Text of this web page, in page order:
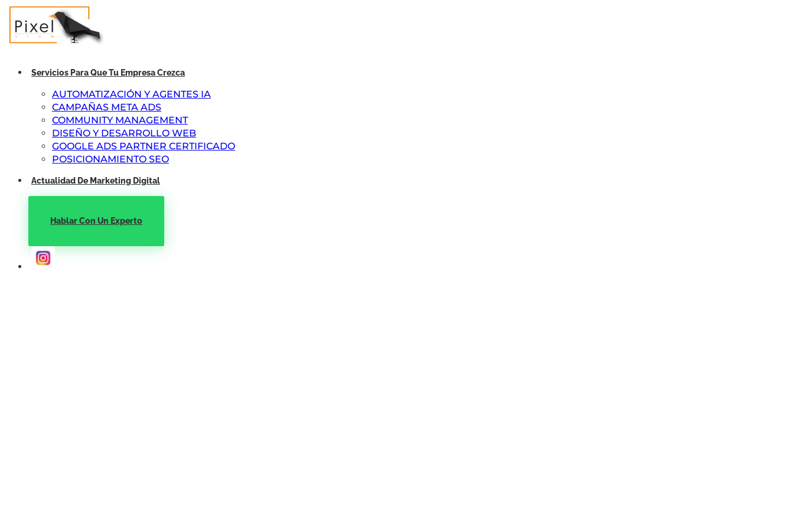
Servicios Para Que Tu Empresa Crezca
AUTOMATIZACIÓN Y AGENTES IA
CAMPAÑAS META ADS
COMMUNITY MANAGEMENT
DISEÑO Y DESARROLLO WEB
GOOGLE ADS PARTNER CERTIFICADO
POSICIONAMIENTO SEO
Actualidad De Marketing Digital
Hablar Con Un Experto